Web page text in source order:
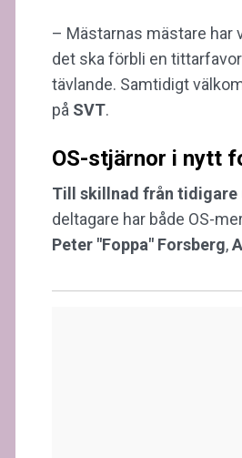
– Mästarnas mästare har
det ska förbli en
tävlande. Samtidigt
på SVT.
OS-stjärnor i nytt
Till skillnad från tidigare
deltagare har både OS-
Peter "Foppa" Forsberg,